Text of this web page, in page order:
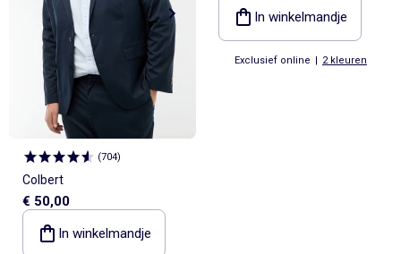
(704)
Colbert
€ 50,00
In winkelmandje
In winkelmandje
Exclusief online | 2 kleuren